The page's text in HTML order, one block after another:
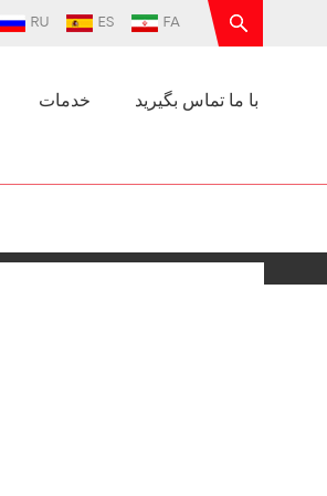
RU ES FA
خدمات با ما تماس بگیرید